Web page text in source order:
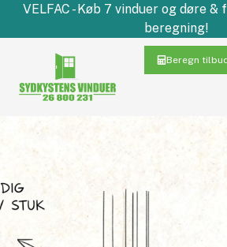
VELFAC - Køb 7 vinduer og døre &
beregning!
Beregn